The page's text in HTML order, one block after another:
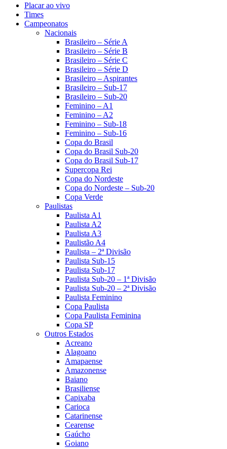
Placar ao vivo
Times
Campeonatos
Nacionais
Brasileiro – Série A
Brasileiro – Série B
Brasileiro – Série C
Brasileiro – Série D
Brasileiro – Aspirantes
Brasileiro – Sub-17
Brasileiro – Sub-20
Feminino – A1
Feminino – A2
Feminino – Sub-18
Feminino – Sub-16
Copa do Brasil
Copa do Brasil Sub-20
Copa do Brasil Sub-17
Supercopa Rei
Copa do Nordeste
Copa do Nordeste – Sub-20
Copa Verde
Paulistas
Paulista A1
Paulista A2
Paulista A3
Paulistão A4
Paulista – 2ª Divisão
Paulista Sub-15
Paulista Sub-17
Paulista Sub-20 – 1ª Divisão
Paulista Sub-20 – 2ª Divisão
Paulista Feminino
Copa Paulista
Copa Paulista Feminina
Copa SP
Outros Estados
Acreano
Alagoano
Amapaense
Amazonense
Baiano
Brasiliense
Capixaba
Carioca
Catarinense
Cearense
Gaúcho
Goiano